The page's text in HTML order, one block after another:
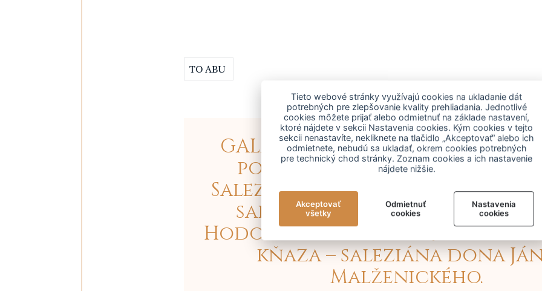
TO ABU
GALANTA 7. júna 2021 -
politických väzňov
Saleziáni don Bosca si 6. júna
saleziánskeho domu v
Hodoch pripomenuli 5. výročie
kňaza – saleziána dona
Malženického.
Tieto webové stránky využívajú cookies na ukladanie dát
potrebných pre zlepšovanie kvality prehliadania. Jednotlivé
cookies môžete prijať alebo odmietnuť na základe nastavení,
ktoré nájdete v sekcii Nastavenia cookies. Kým cookies v tejto
sekcii nenastavíte, nekliknete na tlačidlo „Akceptovať“ alebo ich
odmietnete, nebudú sa ukladať, okrem cookies potrebných
pre technický chod stránky. Zoznam cookies a ich nastavenie
nájdete nižšie.
Akceptovať
všetky
Odmietnuť
cookies
Nastavenia
cookies